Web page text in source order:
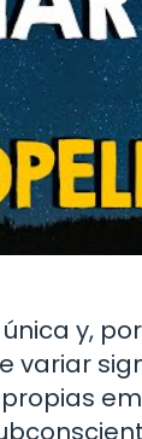
y,
variar